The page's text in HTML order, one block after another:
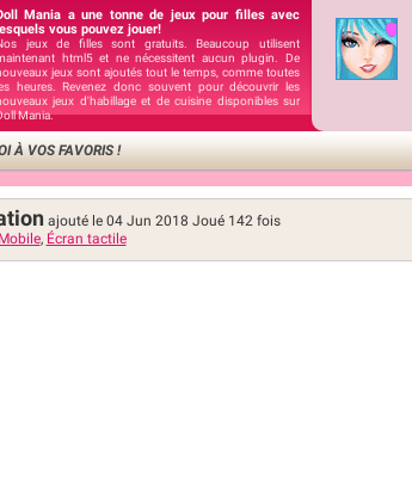
Mania a une tonne de jeux pour filles avec
vous pouvez jouer!
jeux de filles sont gratuits. Beaucoup utilisent
html5 et ne nécessitent aucun plugin. De
jeux sont ajoutés tout le temps, comme toutes
heures. Revenez donc souvent pour découvrir les
jeux d'habillage et de cuisine disponibles sur
Mania.
À VOS FAVORIS !
ajouté le 04 Jun 2018 Joué 142 fois
Mobile, Écran tactile